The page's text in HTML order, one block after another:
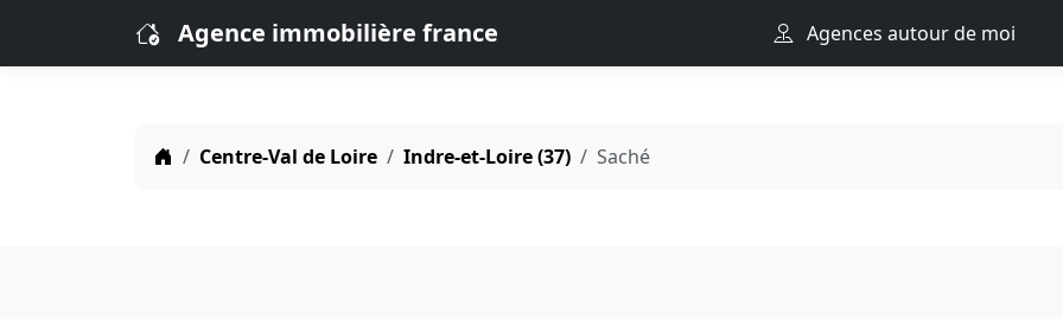
Agence immobilière france Agences autour de moi
Centre-Val de Loire Indre-et-Loire (37) Saché